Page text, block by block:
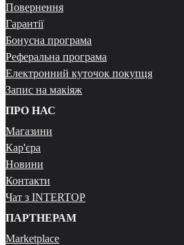
Повернення
Гарантії
Бонусна програма
Реферальна програма
Електронний куточок покупця
Запис на макіяж
ПРО НАС
Магазини
Кар'єра
Новини
Контакти
Чат з INTERTOP
ПАРТНЕРАМ
Marketplace